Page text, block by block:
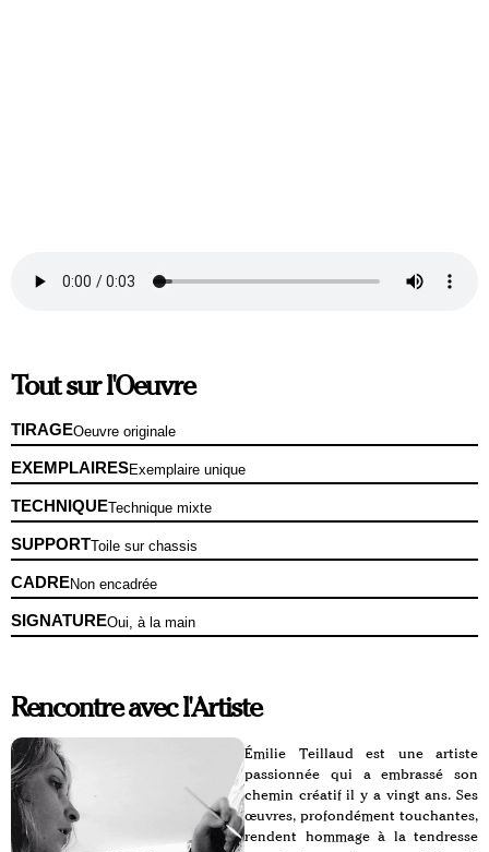
Tout sur l'Oeuvre
TIRAGEOeuvre originale
EXEMPLAIRESExemplaire unique
TECHNIQUETechnique mixte
SUPPORTToile sur chassis
CADRENon encadrée
SIGNATUREOui, à la main
Rencontre avec l'Artiste
Émilie Teillaud est une artiste
passionnée qui a embrassé son
chemin créatif il y a vingt ans. Ses
œuvres, profondément touchantes,
rendent hommage à la tendresse